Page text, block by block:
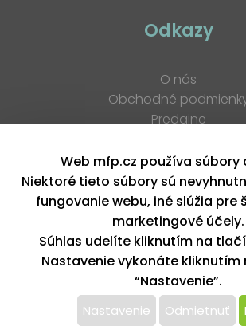
Odkazy
O nás
Obchodné
Predajne
K stiahnutiu
Blog
Kontakt
Kariéra
XML feed
Copyright © 2026, MFP paper s. r. o. |
Tento web používa k
Web mfp.cz používa súbory
Niektoré tieto súbory sú
fungovanie webu, iné slúžia pre
marketingové účely.
Súhlas udelíte kliknutím na
Nastavenie vykonáte
“Nastavenie”.
Nastavenie Odmietnuť